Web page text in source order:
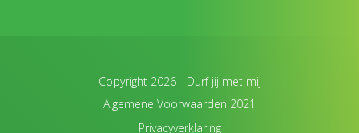
Copyright 2026 - Durf jij met mij
Algemene Voorwaarden 2021
Privacyverklaring